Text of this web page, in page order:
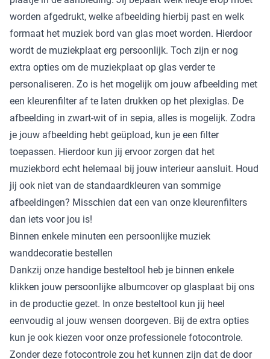
worden afgedrukt, welke afbeelding hierbij past en welk
formaat het muziek bord van glas moet worden. Hierdoor
wordt de muziekplaat erg persoonlijk. Toch zijn er nog
extra opties om de muziekplaat op glas verder te
personaliseren. Zo is het mogelijk om jouw afbeelding met
een kleurenfilter af te laten drukken op het plexiglas. De
afbeelding in zwart-wit of in sepia, alles is mogelijk. Zodra
je jouw afbeelding hebt geüpload, kun je een filter
toepassen. Hierdoor kun jij ervoor zorgen dat het
muziekbord echt helemaal bij jouw interieur aansluit. Houd
jij ook niet van de standaardkleuren van sommige
afbeeldingen? Misschien dat een van onze kleurenfilters
dan iets voor jou is!
Binnen enkele minuten een persoonlijke muziek
wanddecoratie bestellen
Dankzij onze handige besteltool heb je binnen enkele
klikken jouw persoonlijke albumcover op glasplaat bij ons
in de productie gezet. In onze besteltool kun jij heel
eenvoudig al jouw wensen doorgeven. Bij de extra opties
kun je ook kiezen voor onze professionele fotocontrole.
Zonder deze fotocontrole zou het kunnen zijn dat de door